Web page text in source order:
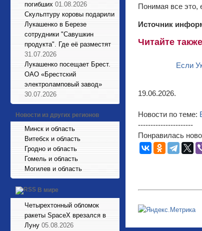
погибших 01.08.2026
Cкульптуру коровы подарили
Лукашенко в Березе
сотрудники "Савушкин
продукта". Где её разместят
31.07.2026
Лукашенко посещает Брест.
ОАО «Брестский
электроламповый завод»
30.07.2026
Новости из других регионов
Минск и область
Витебск и область
Гродно и область
Гомель и область
Могилев и область
В мире
Четырехтонный обломок
ракеты SpaceX врезался в
Луну 05.08.2026
Понимая все это,
Источник
Читайте
Если
19.06.2026.
Новости по теме:
----------------------
Понравилась